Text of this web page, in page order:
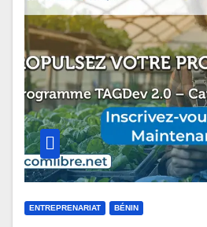
ENTREPRENARIAT BÉNIN